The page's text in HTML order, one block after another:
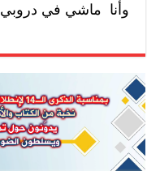
وأنا ماشي في دروبي